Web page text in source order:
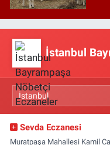
İstanbul
Sevda Eczanesi
Muratpaşa Mahallesi Kamil